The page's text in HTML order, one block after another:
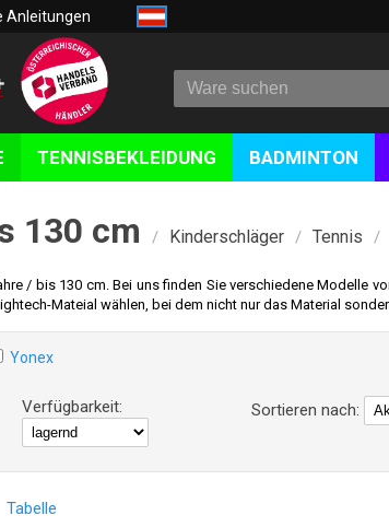
Anleitungen
TENNISBEKLEIDUNG BADMINTON
130 cm / Kinderschläger / Tennis /
/ bis 130 cm.Bei uns finden Sie verschiedene Modelle
Mateial wählen, bei dem nicht nur das Material
Yonex
Verfügbarkeit: Sortieren nach:
Tabelle